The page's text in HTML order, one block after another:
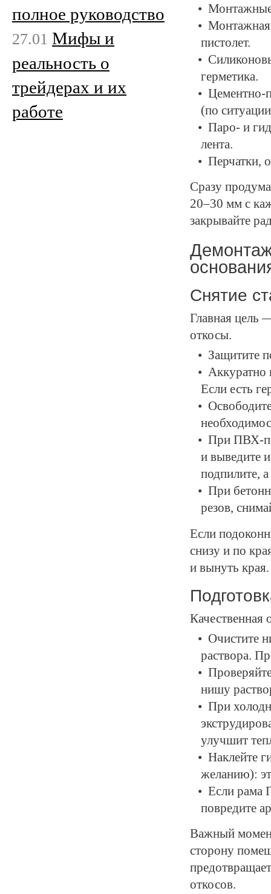
Монтажная
пистолет.
герметика.
Цементно-
(по
Паро- и
лента.
Перчатки,
Сразу
20–30 мм с
закрывайте
Демонтаж
Снятие
Главная цель
откосы.
Защитите
Аккуратно
Если есть
При ПВХ-
и выведите
подпилите,
При
резов,
Если
снизу и по
и вынуть края.
Качественная
Очистите
раствора.
нишу
При
улучшит
Наклейте
желанию):
Если рама
повредите
Важный
сторону
откосов.
полное руководство
27.01 Мифы и
реальность о
трейдерах и их
работе